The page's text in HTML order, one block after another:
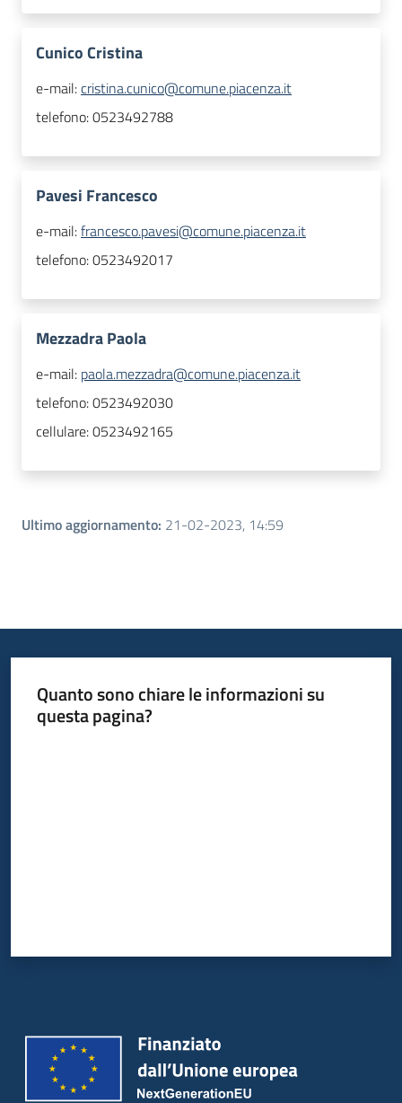
Cunico Cristina
e-mail:cristina.cunico@comune.piacenza.it
telefono:0523492788
Pavesi Francesco
e-mail:francesco.pavesi@comune.piacenza.it
telefono:0523492017
Mezzadra Paola
e-mail: paola.mezzadra@comune.piacenza.it
telefono:0523492030
cellulare:0523492165
Ultimo aggiornamento: 21-02-2023, 14:59
Quanto sono chiare le informazioni su
questa pagina?